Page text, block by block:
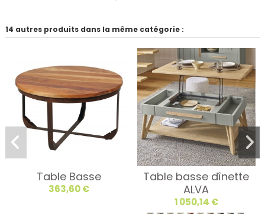
14 autres produits dans la même catégorie :
Table Basse
363,60 €
Table basse dînette
ALVA
1 050,14 €